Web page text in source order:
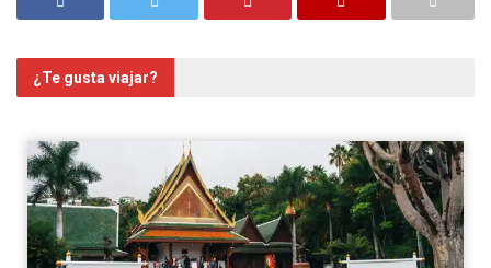
¿Te gusta viajar?